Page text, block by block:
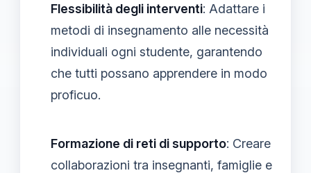
Flessibilità degli interventi: Adattare i
metodi di insegnamento alle necessità
individuali ogni studente, garantendo
che tutti possano apprendere in modo
proficuo.
Formazione di reti di supporto: Creare
collaborazioni tra insegnanti, famiglie e